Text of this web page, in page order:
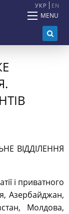
УКР EN
MENU
ВІДДІЛЕННЯ
і приватного
Азербайджан,
Молдова,